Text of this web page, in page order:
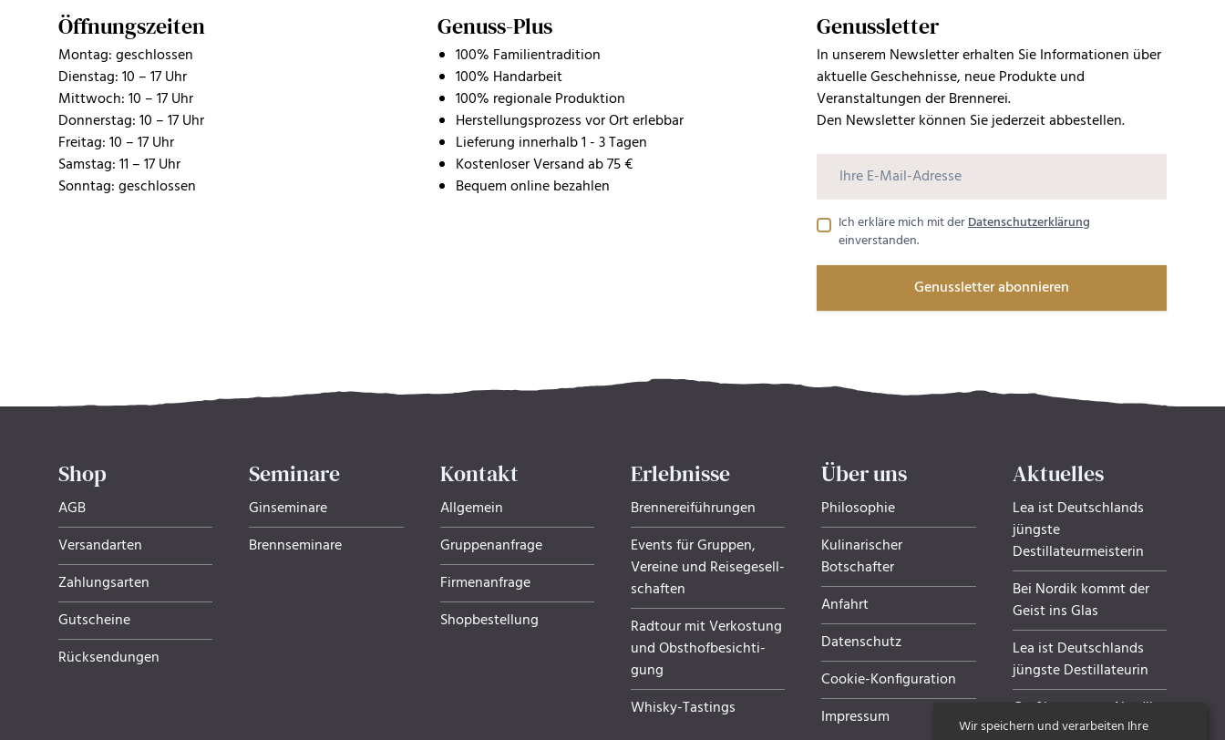
Öffnungszeiten
Montag: geschlossen
Dienstag: 10 – 17 Uhr
Mittwoch: 10 – 17 Uhr
Donnerstag: 10 – 17 Uhr
Freitag: 10 – 17 Uhr
Samstag: 11 – 17 Uhr
Sonntag: geschlossen
Genuss-Plus
100% Familientradition
100% Handarbeit
100% regionale Produktion
Herstellungsprozess vor Ort erlebbar
Lieferung innerhalb 1 - 3 Tagen
Kostenloser Versand ab 75 €
Bequem online bezahlen
Genussletter
In unserem Newsletter erhalten Sie Informationen über
aktuelle Geschehnisse, neue Produkte und
Veranstaltungen der Brennerei.
Den Newsletter können Sie jederzeit abbestellen.
Ich erkläre mich mit derDatenschutzerklärung
einverstanden.
Genussletter abonnieren
Shop
AGB
Versandarten
Zahlungsarten
Gutscheine
Rücksendungen
Seminare
Ginseminare
Brennseminare
Kontakt
Allgemein
Gruppenanfrage
Firmenanfrage
Shopbestellung
Erlebnisse
Brennereiführungen
Events für Gruppen,
Ver­eine und Rei­se­ge­sell­
schaf­ten
Radtour mit Verkostung
und Obsthof­be­sich­ti­
gung
Whisky-Tastings
Über uns
Philosophie
Kulinarischer
Botschafter
Anfahrt
Datenschutz
Cookie-Konfiguration
Impressum
Aktuelles
Lea ist Deutschlands
jüngste
Destillateurmeisterin
Bei Nordik kommt der
Geist ins Glas
Lea ist Deutschlands
jüngste Destillateurin
Grußkarten von Nordik
Wir speichern und verarbeiten Ihre